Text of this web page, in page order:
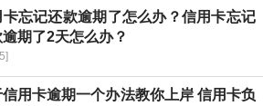
卡忘记还款逾期了怎么办？信用卡忘记
期了2天怎么办？
信用卡逾期一个办法教你上岸 信用卡负